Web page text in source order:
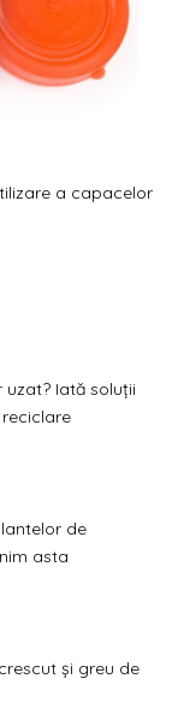
a capacelor
Iată soluții
de
asta
și greu de